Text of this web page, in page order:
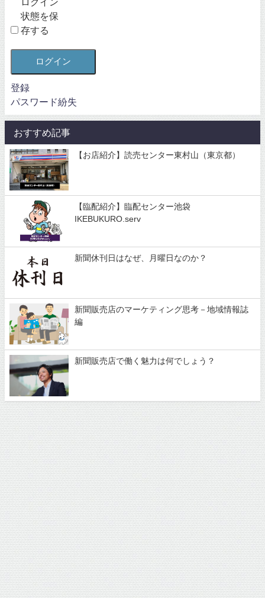
ログイン
状態を保
存する
ログイン
登録
パスワード紛失
おすすめ記事
【お店紹介】読売センター東村山（東京都）
【臨配紹介】臨配センター池袋
IKEBUKURO.serv
新聞休刊日はなぜ、月曜日なのか？
新聞販売店のマーケティング思考－地域情報誌
編
新聞販売店で働く魅力は何でしょう？